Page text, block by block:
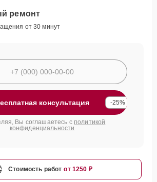
ремонт
от 30 минут
консультация -25%
Вы соглашаетесь с политикой
конфиденциальности
Стоимость работ от 1250 ₽